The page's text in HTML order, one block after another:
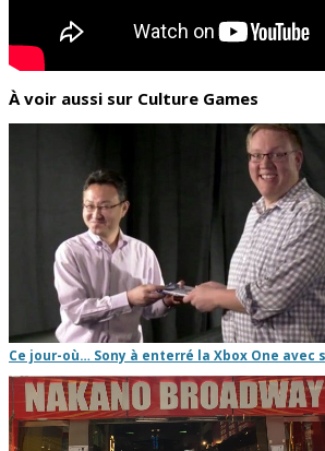
À voir aussi sur Culture Games
Ce jour-où… Sony à enterré la Xbox One avec